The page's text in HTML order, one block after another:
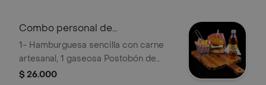
Combo personal de
Hamburguesa
1- Hamburguesa sencilla con carne
artesanal, 1 gaseosa Postobón de
250ml y una porción de papas de
$ 26.000